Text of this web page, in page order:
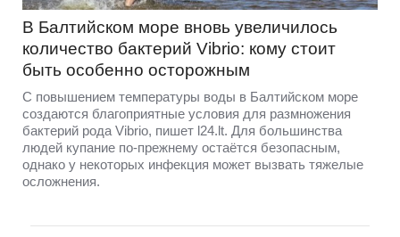
В Балтийском море вновь увеличилось
количество бактерий Vibrio: кому стоит
быть особенно осторожным
С повышением температуры воды в Балтийском море
создаются благоприятные условия для размножения
бактерий рода Vibrio, пишет l24.lt. Для большинства
людей купание по-прежнему остаётся безопасным,
однако у некоторых инфекция может вызвать тяжелые
осложнения.